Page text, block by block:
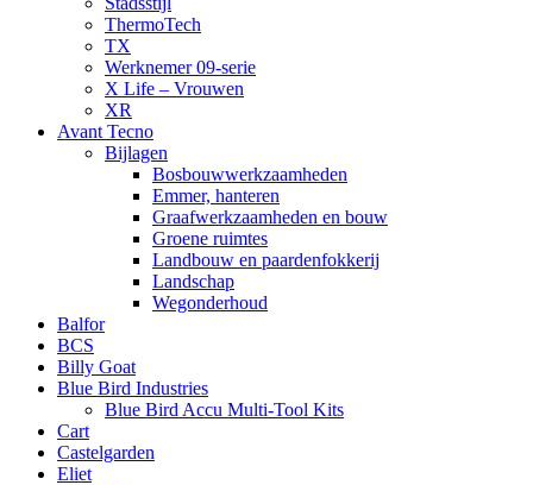
ThermoTech
TX
Werknemer 09-serie
X Life – Vrouwen
XR
Avant Tecno
Bijlagen
Bosbouwwerkzaamheden
Emmer, hanteren
Graafwerkzaamheden en bouw
Groene ruimtes
Landbouw en paardenfokkerij
Landschap
Wegonderhoud
Balfor
BCS
Billy Goat
Blue Bird Industries
Blue Bird Accu Multi-Tool Kits
Cart
Castelgarden
Eliet